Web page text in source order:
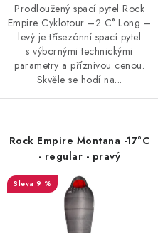
Prodloužený spací pytel Rock
Empire Cyklotour –2 C° Long –
levý je třísezónní spací pytel
s výbornými technickými
parametry a příznivou cenou.
Skvěle se hodí na...
Rock Empire Montana -17°C
- regular - pravý
9 %